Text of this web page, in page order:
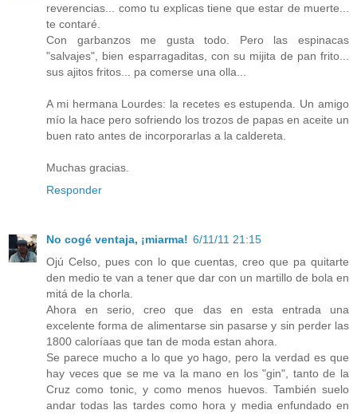
reverencias... como tu explicas tiene que estar de muerte...
te contaré.
Con garbanzos me gusta todo. Pero las espinacas
"salvajes", bien esparragaditas, con su mijita de pan frito...
sus ajitos fritos... pa comerse una olla...
A mi hermana Lourdes: la recetes es estupenda. Un amigo
mío la hace pero sofriendo los trozos de papas en aceite un
buen rato antes de incorporarlas a la caldereta.
Muchas gracias.
Responder
No cogé ventaja, ¡miarma! 6/11/11 21:15
Ojú Celso, pues con lo que cuentas, creo que pa quitarte
den medio te van a tener que dar con un martillo de bola en
mitá de la chorla.
Ahora en serio, creo que das en esta entrada una
excelente forma de alimentarse sin pasarse y sin perder las
1800 caloríaas que tan de moda estan ahora.
Se parece mucho a lo que yo hago, pero la verdad es que
hay veces que se me va la mano en los "gin", tanto de la
Cruz como tonic, y como menos huevos. También suelo
andar todas las tardes como hora y media enfundado en